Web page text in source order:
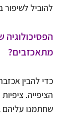
להוביל
הפסיכולוגיה
מתאכזבים?
כדי להבין
הציפייה.
שחתמנו עליהם